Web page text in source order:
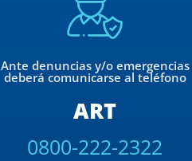
Ante denuncias y/o emergencias
deberá comunicarse al teléfono
ART
0800-222-2322